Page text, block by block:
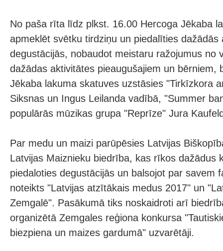
No paša rīta līdz plkst. 16.00 Hercoga Jēkaba
apmeklēt svētku tirdziņu un piedalīties dažādās
degustācijās, nobaudot meistaru ražojumus no
dažādas aktivitātes pieaugušajiem un bērniem,
Jēkaba lakuma skatuves uzstāsies "Tirkīzkora
Siksnas un Ingus Leilanda vadībā, "Summer
populārās mūzikas grupa "Reprīze" Jura
Par medu un maizi parūpēsies Latvijas
Latvijas Maiznieku biedrība, kas rīkos dažādus
piedaloties degustācijās un balsojot par savem
noteikts "Latvijas atzītākais medus 2017" un
Zemgalē". Pasākumā tiks noskaidroti arī
organizētā Zemgales reģiona konkursa
biezpiena un maizes gardumā" uzvarētāji.